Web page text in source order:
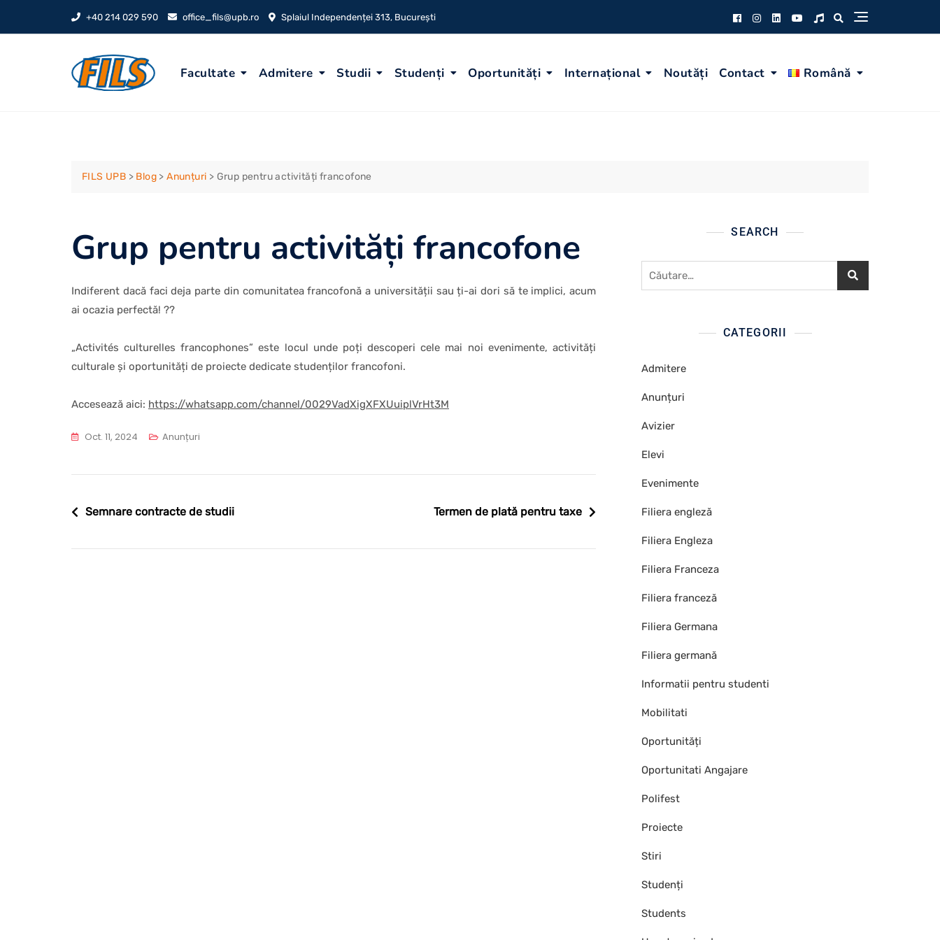
+40 214 029 590 office_fils@upb.ro Splaiul Independenței 313, București
Facultate Admitere Studii Studenți Oportunități Internațional Noutăți Contact Română
FILS UPB > Blog >Anunțuri > Grup pentru activități francofone
Grup pentru activități francofone
Indiferent dacă faci deja parte din comunitatea francofonă a universității sau ți-ai dori să te implici, acum
ai ocazia perfectă! ??
„Activités culturelles francophones” este locul unde poți descoperi cele mai noi evenimente, activități
culturale și oportunități de proiecte dedicate studenților francofoni.
Accesează aici: https://whatsapp.com/channel/0029VadXigXFXUuiplVrHt3M
Oct. 11, 2024 Anunțuri
Navigare
Semnare contracte de studii Termen de plată pentru taxe
SEARCH
Caută
CATEGORII
Admitere
Anunțuri
Avizier
Elevi
Evenimente
Filiera engleză
Filiera Engleza
Filiera Franceza
Filiera franceză
Filiera Germana
Filiera germană
Informatii pentru studenti
Mobilitati
Oportunități
Oportunitati Angajare
Polifest
Proiecte
Stiri
Studenți
Students